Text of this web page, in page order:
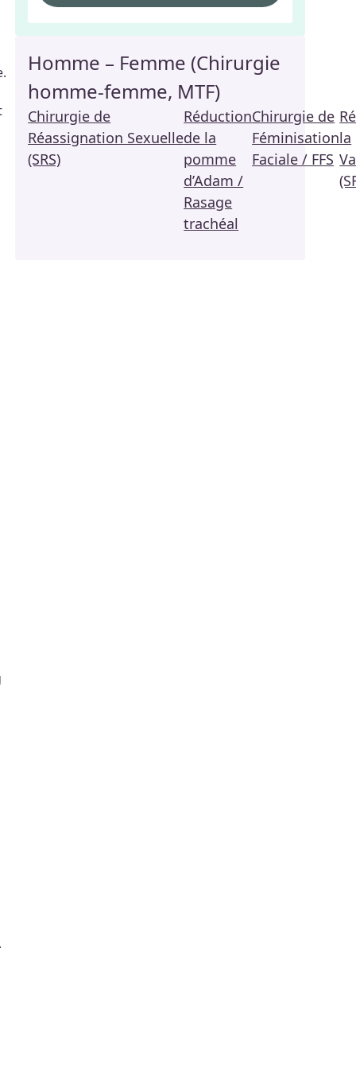
Homme – Femme (Chirurgie
homme-femme, MTF)
Chirurgie de
Réassignation Sexuelle
(SRS)
Réduction
de la
pomme
d’Adam /
Rasage
trachéal
Chirurgie de
Féminisation
Faciale / FFS
la